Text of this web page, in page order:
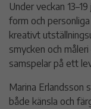
Under veckan
form och
kreativt
smycken och
samspelar på ett
Marina Erlandsson
både känsla och